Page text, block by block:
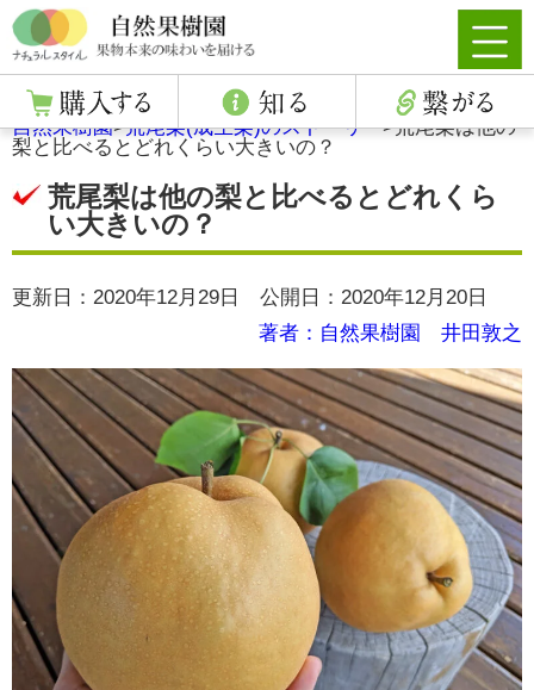
自然果樹園>荒尾梨(成生梨)のストーリー>荒尾梨は他の
梨と比べるとどれくらい大きいの？
荒尾梨は他の梨と比べるとどれくら
い大きいの？
更新日：2020年12月29日 公開日：2020年12月20日
著者：自然果樹園 井田敦之